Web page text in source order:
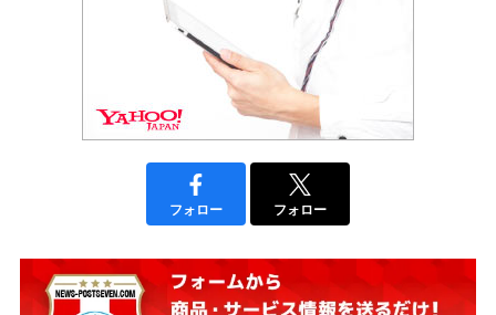
フォロー フォロー